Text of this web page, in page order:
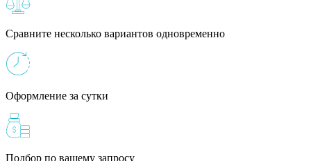
Сравните несколько вариантов одновременно
Оформление за сутки
Подбор по вашему запросу